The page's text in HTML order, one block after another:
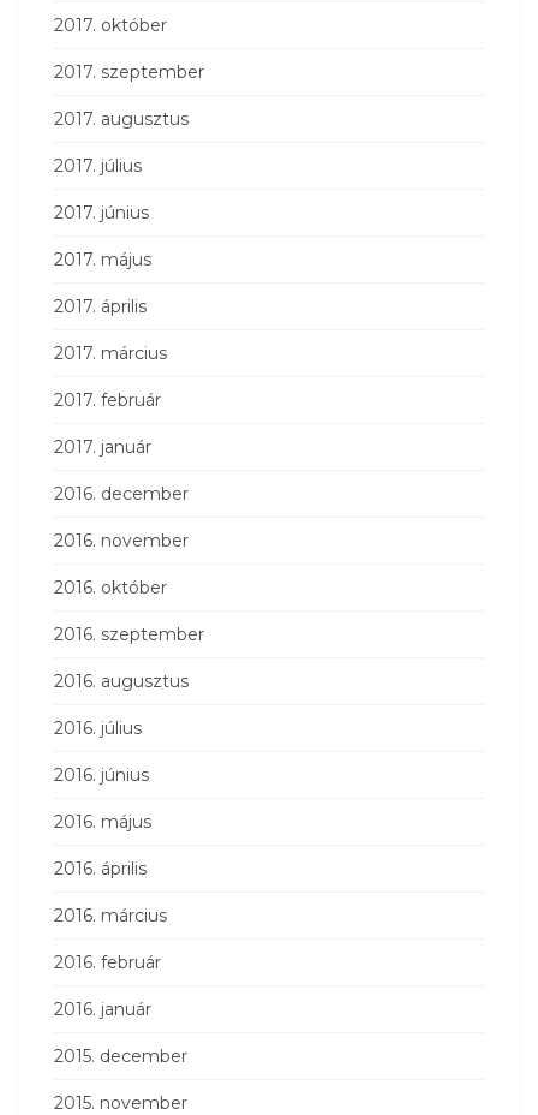
2017. október
2017. szeptember
2017. augusztus
2017. július
2017. június
2017. május
2017. április
2017. március
2017. február
2017. január
2016. december
2016. november
2016. október
2016. szeptember
2016. augusztus
2016. július
2016. június
2016. május
2016. április
2016. március
2016. február
2016. január
2015. december
2015. november